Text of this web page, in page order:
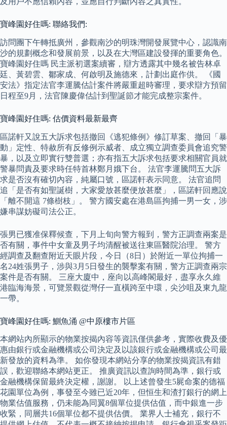
寶峰園好住嗎: 聯絡我們:
訪問團下午轉抵廣州，參觀南沙的明珠灣開發展覽中心，認識南
沙的規劃概念和發展前景，以及在大灣區建設發揮的重要角色。
寶峰園好住嗎 民主派初選案續審，辯方透露其中幾名被告林卓
廷、黃碧雲、鄒家成、何啟明及施德來，計劃出庭作供。 《國
安法》指定法官李運騰估計案件將嚴重超時審理，要求辯方預留
日程至9月，法官陳慶偉估計到聖誕節才能完成整宗案件。
寶峰園好住嗎: 估價資料最新最齊
區諾軒又說五大訴求包括撤回《逃犯條例》修訂草案、撤回「暴
動」定性、特赦所有反修例示威者、成立獨立調查委員會追究警
暴，以及立即實行雙普選；亦有指五大訴求包括要求相關官員就
警暴問責及要求時任特首林鄭月娥下台。 法官李運騰問五大訴
求是否沒有確切內容，純屬口號，區諾軒表示同意。 法官追問
追「是否有如聖誕樹，大家愛放甚麼便放甚麼」，區諾軒回應說
「離不開這 7條樹枝」。 警方國安處在港島區拘捕一男一女，涉
嫌串謀妨礙司法公正。
張男已獲准保釋候查，下月上旬向警方報到，警方正調查兩案是
否有關，事件中女童及男子均清醒被送往東區醫院治理。 警方
經調查及翻查附近天眼片段，今日（8日）於附近一單位拘捕一
名24姓張男子，涉與3月5日發生的襲擊案有關，警方正調查兩宗
案件是否有關。 三座大廈中，座向以高峰閣最好，盡享永久維
港臨海海景，可覽景觀從灣仔一直橫跨至中環，尖沙咀及東九龍
一帶。
寶峰園好住嗎: 鰂魚涌 @中原樓市片區
本網站內所顯示的物業按揭內容等資訊僅供參考，實際收費及優
惠由銀行或金融機構或公司決定及以該銀行或金融機構或公司最
新發放的資料為準。 如你發現本網站分享的物業按揭資訊有錯
誤，歡迎聯絡本網站更正。 推廣資訊以查詢時間為準，銀行或
金融機構保留最終決定權，謝謝。 以上述曾發生5屍命案的德福
花園單位為例，事發至今雖已近20年，但恒生和渣打銀行的網上
物業估值服務，仍未能為同翼8個單位提供估值，而中銀進一步
收緊，同層共16個單位都不提供估價。 業界人士補充，銀行不